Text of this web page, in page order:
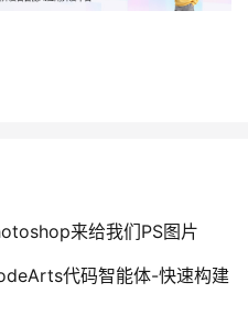
来给我们PS图片
代码智能体-快速构建